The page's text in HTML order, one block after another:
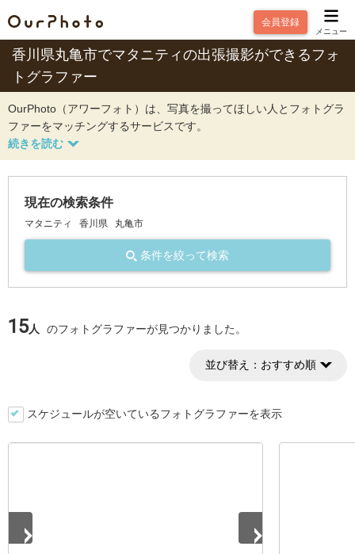
会員登録
メニュー
香川県丸亀市でマタニティの出張撮影ができるフォ
トグラファー
OurPhoto（アワーフォト）は、写真を撮ってほしい人とフォトグラ
ファーをマッチングするサービスです。
現在の検索条件
マタニティ 香川県 丸亀市
条件を絞って検索
15人 のフォトグラファーが見つかりました。
並び替え： おすすめ順
スケジュールが空いているフォトグラファーを表示